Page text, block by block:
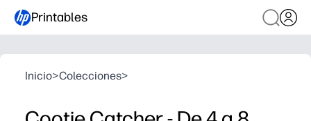
Printables
Inicio>Colecciones>